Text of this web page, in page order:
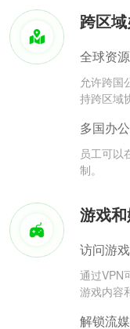
跨区
全球资
允许跨国
持跨区域
多国办
员工可以
制。
游戏
访问游
通过VPN
游戏内容
解锁流